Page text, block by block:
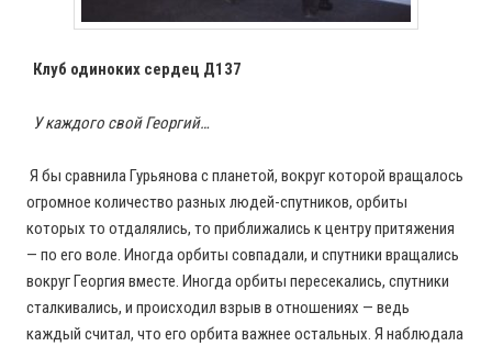
Клуб одиноких сердец Д137
У каждого свой Георгий…
Я бы сравнила Гурьянова с планетой, вокруг которой вращалось
огромное количество разных людей-спутников, орбиты
которых то отдалялись, то приближались к центру притяжения
— по его воле. Иногда орбиты совпадали, и спутники вращались
вокруг Георгия вместе. Иногда орбиты пересекались, спутники
сталкивались, и происходил взрыв в отношениях — ведь
каждый считал, что его орбита важнее остальных. Я наблюдала